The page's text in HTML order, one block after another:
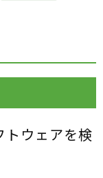
ウェアを検